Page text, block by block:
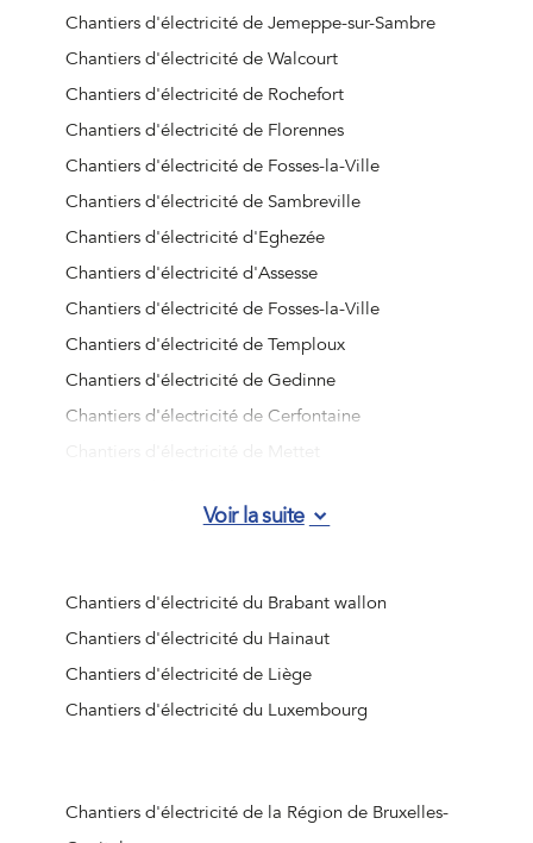
Chantiers d'électricité de Jemeppe-sur-Sambre
Chantiers d'électricité de Walcourt
Chantiers d'électricité de Rochefort
Chantiers d'électricité de Florennes
Chantiers d'électricité de Fosses-la-Ville
Chantiers d'électricité de Sambreville
Chantiers d'électricité d'Eghezée
Chantiers d'électricité d'Assesse
Chantiers d'électricité de Fosses-la-Ville
Chantiers d'électricité de Temploux
Chantiers d'électricité de Gedinne
Chantiers d'électricité de Cerfontaine
Chantiers d'électricité d'Han-sur-Lesse
Chantiers d'électricité de Wépion
Chantiers d'électricité de Barvaux
Chantiers d'électricité de Viroinval
Chantiers d'électricité de Naninne
Chantiers d'électricité d'Houyet
Voir la suite
Chantiers d'électricité du Brabant wallon
Chantiers d'électricité du Hainaut
Chantiers d'électricité de Liège
Chantiers d'électricité du Luxembourg
Chantiers d'électricité de la Région de Bruxelles-